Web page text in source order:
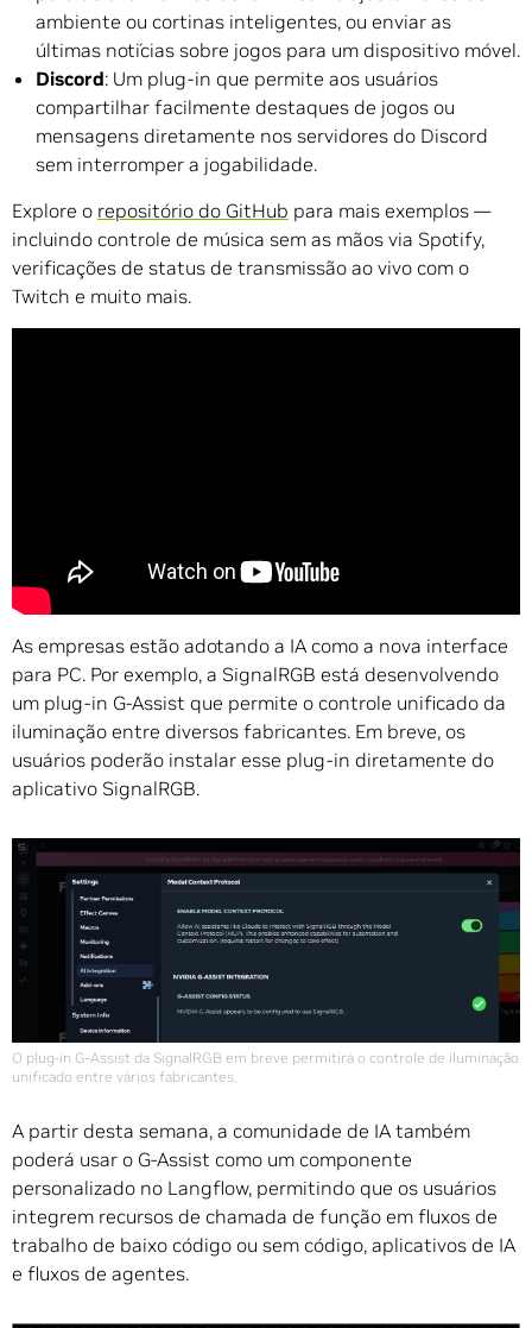
ambiente ou cortinas inteligentes, ou enviar as
últimas notícias sobre jogos para um dispositivo móvel.
Discord: Um plug-in que permite aos usuários
compartilhar facilmente destaques de jogos ou
mensagens diretamente nos servidores do Discord
sem interromper a jogabilidade.
Explore o repositório do GitHub para mais exemplos —
incluindo controle de música sem as mãos via Spotify,
verificações de status de transmissão ao vivo com o
Twitch e muito mais.
As empresas estão adotando a IA como a nova interface
para PC. Por exemplo, a SignalRGB está desenvolvendo
um plug-in G-Assist que permite o controle unificado da
iluminação entre diversos fabricantes. Em breve, os
usuários poderão instalar esse plug-in diretamente do
aplicativo SignalRGB.
O plug-in G-Assist da SignalRGB em breve permitirá o controle de iluminação
unificado entre vários fabricantes.
A partir desta semana, a comunidade de IA também
poderá usar o G-Assist como um componente
personalizado no Langflow, permitindo que os usuários
integrem recursos de chamada de função em fluxos de
trabalho de baixo código ou sem código, aplicativos de IA
e fluxos de agentes.